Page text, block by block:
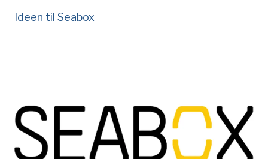
Ideen til Seabox